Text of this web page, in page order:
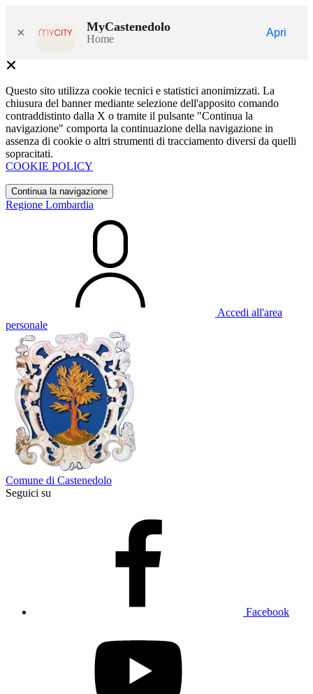
× MyCastenedolo
Home
Apri
Questo sito utilizza cookie tecnici e statistici anonimizzati. La
chiusura del banner mediante selezione dell'apposito comando
contraddistinto dalla X o tramite il pulsante "Continua la
navigazione" comporta la continuazione della navigazione in
assenza di cookie o altri strumenti di tracciamento diversi da quelli
sopracitati.
COOKIE POLICY
Continua la navigazione
Regione Lombardia
Accedi all'area
personale
Comune di Castenedolo
Seguici su
Facebook